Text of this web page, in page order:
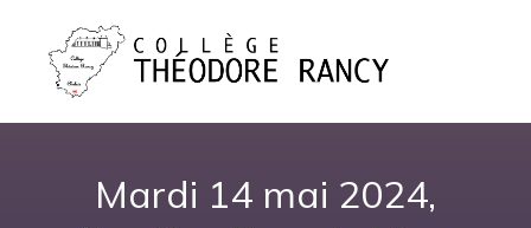
Mardi 14 mai 2024,